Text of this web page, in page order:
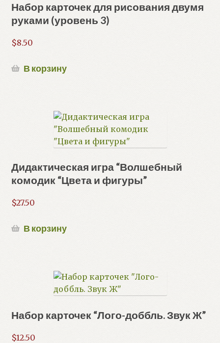
Набор карточек для рисования двумя
руками (уровень 3)
$8.50
В корзину
Дидактическая игра “Волшебный
комодик “Цвета и фигуры”
$27.50
В корзину
Набор карточек “Лого-доббль. Звук Ж”
$12.50